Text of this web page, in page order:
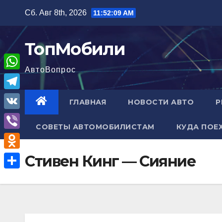
содержимому
Сб. Авг 8th, 2026 11:52:10 AM
ТопМобили
АвтоВопрос
ГЛАВНАЯ НОВОСТИ АВТО
СОВЕТЫ АВТОМОБИЛИСТАМ КУДА
Стивен Кинг — Сияние
W
h
a
A
T
e
l
e
g
V
K
V
i
b
e
O